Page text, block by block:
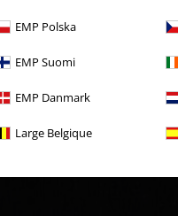
EMP Polska
EMP Suomi
EMP Danmark
Large Belgique